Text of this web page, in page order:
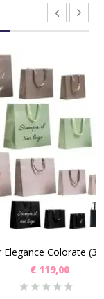
SCEGLI
€119,00